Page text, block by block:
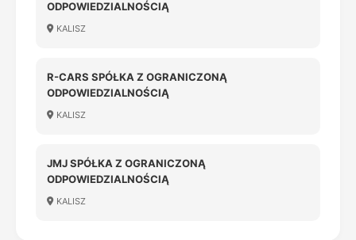
ODPOWIEDZIALNOŚCIĄ
KALISZ
R-CARS SPÓŁKA Z OGRANICZONĄ
ODPOWIEDZIALNOŚCIĄ
KALISZ
JMJ SPÓŁKA Z OGRANICZONĄ
ODPOWIEDZIALNOŚCIĄ
KALISZ